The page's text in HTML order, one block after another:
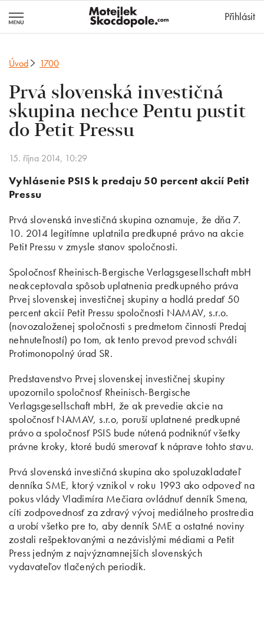
Přihlásit
Úvod 1700
Prvá slovenská investičná
skupina nechce Pentu pustit
do Petit Pressu
15. října 2014, 10:29
Vyhlásenie PSIS k predaju 50 percent akcií Petit
Pressu
Prvá slovenská investičná skupina oznamuje, že dňa 7.
10. 2014 legitímne uplatnila predkupné právo na akcie
Petit Pressu v zmysle stanov spoločnosti.
Spoločnosť Rheinisch-Bergische Verlagsgesellschaft mbH
neakceptovala spôsob uplatnenia predkupného práva
Prvej slovenskej investičnej skupiny a hodlá predať 50
percent akcií Petit Pressu spoločnosti NAMAV, s.r.o.
(novozaloženej spoločnosti s predmetom činnosti Predaj
nehnuteľností) po tom, ak tento prevod prevod schváli
Protimonopolný úrad SR.
Predstavenstvo Prvej slovenskej investičnej skupiny
upozornilo spoločnosť Rheinisch-Bergische
Verlagsgesellschaft mbH, že ak prevedie akcie na
spoločnosť NAMAV, s.r.o, poruší uplatnené predkupné
právo a spoločnosť PSIS bude nútená podniknúť všetky
právne kroky, ktoré budú smerovať k náprave tohto stavu.
Prvá slovenská investičná skupina ako spoluzakladateľ
denníka SME, ktorý vznikol v roku 1993 ako odpoveď na
pokus vlády Vladimíra Mečiara ovládnuť denník Smena,
cíti zodpovednosť za zdravý vývoj mediálneho prostredia
a urobí všetko pre to, aby denník SME a ostatné noviny
zostali rešpektovanými a nezávislými médiami a Petit
Press jedným z najvýznamnejších slovenských
vydavateľov tlačených periodík.